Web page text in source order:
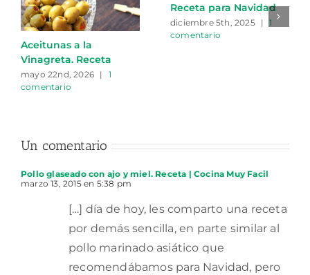
Aceitunas a la
Vinagreta. Receta
mayo 22nd, 2026 |
1
comentario
Receta para Navidad
diciembre 5th, 2025 |
1
comentario
Un comentario
Pollo glaseado con ajo y miel. Receta | Cocina Muy Facil
marzo 13, 2015 en 5:38 pm
[…] día de hoy, les comparto una receta
por demás sencilla, en parte similar al
pollo marinado asiático que
recomendábamos para Navidad, pero